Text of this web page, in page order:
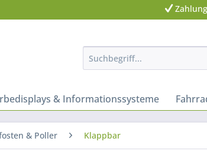
& Informationssysteme
& Poller Klappbar